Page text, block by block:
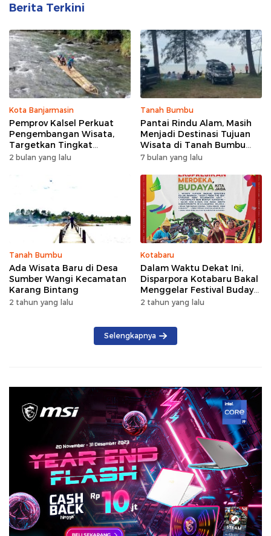
Berita Terkini
Kota Banjarmasin
Pemprov Kalsel Perkuat
Pengembangan Wisata,
Targetkan Tingkat
Kunjungan Naik 5 Persen di
2 bulan yang lalu
Tanah Bumbu
Pantai Rindu Alam, Masih
Menjadi Destinasi Tujuan
Wisata di Tanah Bumbu
dengan Rindangnya Pohon
7 bulan yang lalu
Tanah Bumbu
Ada Wisata Baru di Desa
Sumber Wangi Kecamatan
Karang Bintang
2 tahun yang lalu
Kotabaru
Dalam Waktu Dekat Ini,
Disparpora Kotabaru Bakal
Menggelar Festival Budaya
Saijaan 2024
2 tahun yang lalu
Selengkapnya